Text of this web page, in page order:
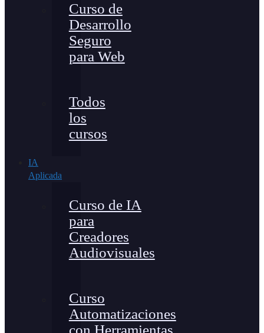
Curso de
Desarrollo
Seguro
para Web
Todos
los
cursos
IA
Aplicada
Curso de IA
para
Creadores
Audiovisuales
Curso
Automatizaciones
con Herramientas